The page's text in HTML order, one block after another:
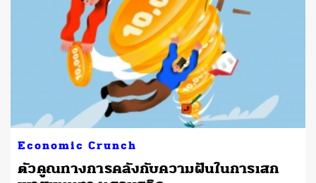
Economic Crunch
ตัวคูณทางการคลังกับความฝันในการเสก